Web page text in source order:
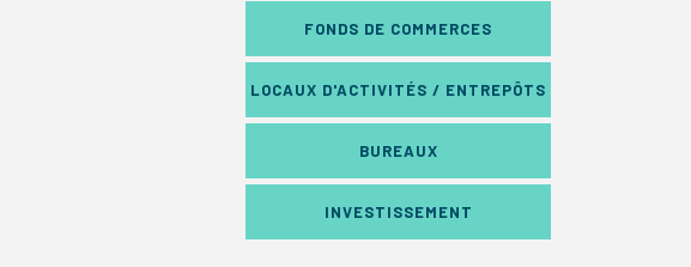
FONDS DE COMMERCES
LOCAUX D'ACTIVITÉS / ENTREPÔTS
BUREAUX
INVESTISSEMENT